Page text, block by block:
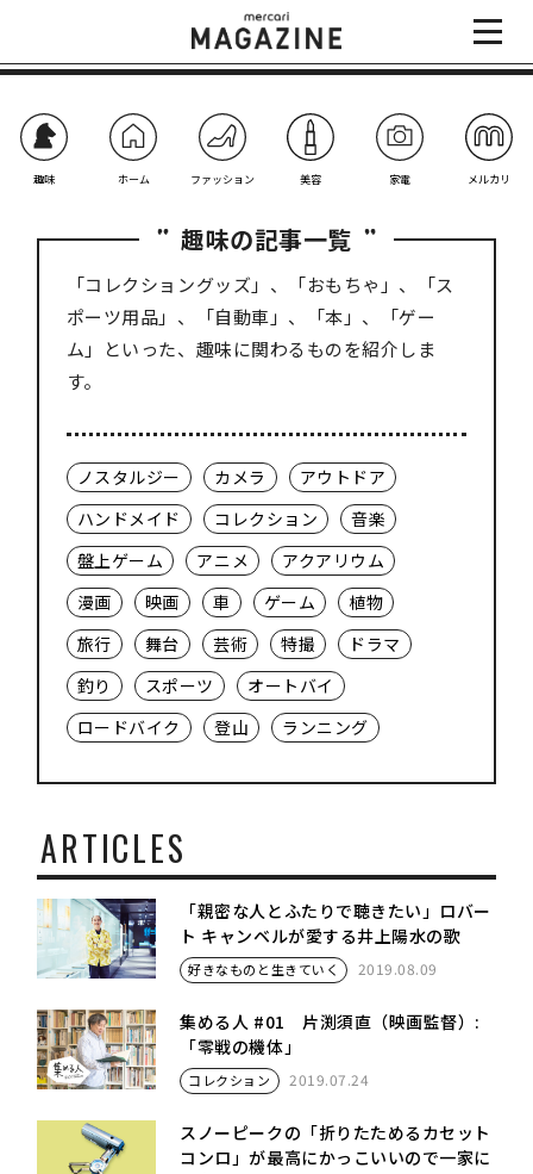
趣味 ホーム ファッション 美容 家電 メルカリ
趣味の記事一覧
「コレクショングッズ」、「おもちゃ」、「ス
ポーツ用品」、「自動車」、「本」、「ゲー
ム」といった、趣味に関わるものを紹介しま
す。
ノスタルジー カメラ
アウトドア
ハンドメイド
コレクション
音楽
盤上ゲーム
アニメ
アクアリウム
漫画
映画 車 ゲーム
植物
旅行
舞台 芸術 特撮
ドラマ
釣り
スポーツ
オートバイ
ロードバイク
登山 ランニング
ARTICLES
「親密な人とふたりで聴きたい」ロバー
ト キャンベルが愛する井上陽水の歌
好きなものと生きていく 2019.08.09
集める人 #01 片渕須直（映画監督）:
「零戦の機体」
コレクション 2019.07.24
スノーピークの「折りたためるカセット
コンロ」が最高にかっこいいので一家に